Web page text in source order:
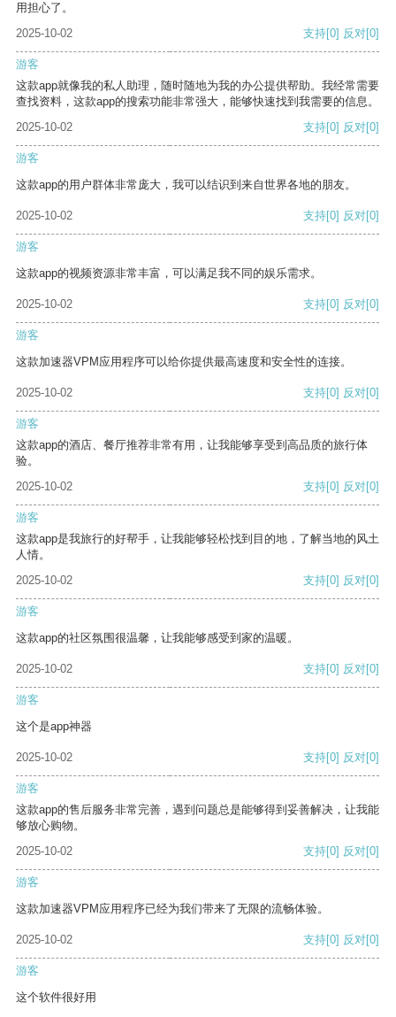
用担心了。
2025-10-02
支持[0] 反对[0]
游客
这款app就像我的私人助理，随时随地为我的办公提供帮助。我经常需要
查找资料，这款app的搜索功能非常强大，能够快速找到我需要的信息。
2025-10-02
支持[0] 反对[0]
游客
这款app的用户群体非常庞大，我可以结识到来自世界各地的朋友。
2025-10-02 支持[0] 反对[0]
游客
这款app的视频资源非常丰富，可以满足我不同的娱乐需求。
2025-10-02 支持[0] 反对[0]
游客
这款加速器VPM应用程序可以给你提供最高速度和安全性的连接。
2025-10-02 支持[0] 反对[0]
游客
这款app的酒店、餐厅推荐非常有用，让我能够享受到高品质的旅行体
验。
2025-10-02
支持[0] 反对[0]
游客
这款app是我旅行的好帮手，让我能够轻松找到目的地，了解当地的风土
人情。
2025-10-02
支持[0] 反对[0]
游客
这款app的社区氛围很温馨，让我能够感受到家的温暖。
2025-10-02 支持[0] 反对[0]
游客
这个是app神器
2025-10-02 支持[0] 反对[0]
游客
这款app的售后服务非常完善，遇到问题总是能够得到妥善解决，让我能
够放心购物。
2025-10-02
支持[0] 反对[0]
游客
这款加速器VPM应用程序已经为我们带来了无限的流畅体验。
2025-10-02 支持[0] 反对[0]
游客
这个软件很好用